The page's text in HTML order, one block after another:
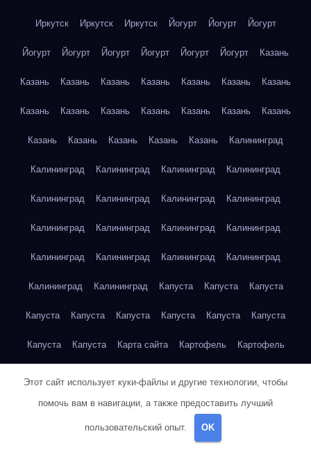
Иркутск Иркутск Иркутск Йогурт Йогурт Йогурт
Йогурт Йогурт Йогурт Йогурт Йогурт Йогурт Казань
Казань Казань Казань Казань Казань Казань Казань
Казань Казань Казань Казань Казань Казань Казань
Казань Казань Казань Казань Казань Калининград
Калининград Калининград Калининград Калининград
Калининград Калининград Калининград Калининград
Калининград Калининград Калининград Калининград
Калининград Калининград Калининград Калининград
Калининград Калининград Капуста Капуста Капуста
Капуста Капуста Капуста Капуста Капуста Капуста
Капуста Капуста Карта сайта Картофель Картофель
Картофель Картофель Картофель Картофель Кейптаун
Кейптаун Кейптаун Кейптаун
Этот сайт использует куки-файлы и другие технологии, чтобы
помочь вам в навигации, а также предоставить лучший
пользовательский опыт. OK